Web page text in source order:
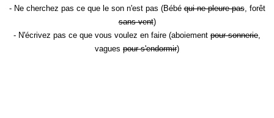
- Ne cherchez pas ce que le son n'est pas (Bébéqui ne pleure pas, forêt
sans vent)
- N'écrivez pas ce que vous voulez en faire (aboiement pour sonnerie
vagues pour s'endormir)